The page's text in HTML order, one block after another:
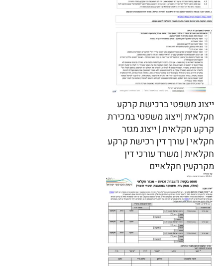
ייצוג משפטי ברכישת קרקע
חקלאית |ייצוג משפטי במכירת
קרקע חקלאית | ייצוג מגזר
חקלאי | עורך דין רכישת קרקע
חקלאית | משרד עורכי דין
מקרקעין חקלאיים